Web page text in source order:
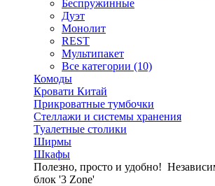
Беспружинные
Дуэт
Монолит
REST
Мультипакет
Все категории (10)
Комоды
Кровати Китай
Прикроватные тумбочки
Стеллажи и системы хранения
Туалетные столики
Ширмы
Шкафы
Полезно, просто и удобно!
блок '3 Zone'